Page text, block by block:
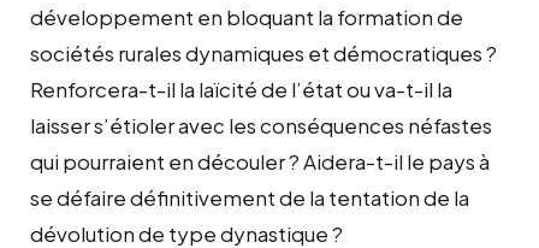
développement en bloquant la formation de
sociétés rurales dynamiques et démocratiques ?
Renforcera-t-il la laïcité de l’état ou va-t-il la
laisser s’étioler avec les conséquences néfastes
qui pourraient en découler ? Aidera-t-il le pays à
se défaire définitivement de la tentation de la
dévolution de type dynastique ?